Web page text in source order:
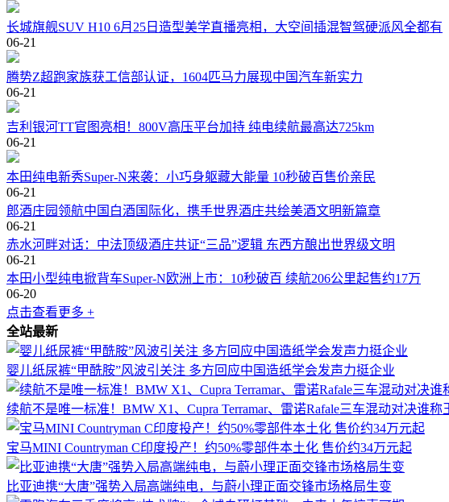
长城旗舰SUV H10 6月25日造型美学直播亮相，大空间插混智驾硬派风全都有
06-21
腾势Z超跑家族获工信部认证，1604匹马力展现中国汽车新实力
06-21
吉利银河TT官图亮相！800V高压平台加持 纯电续航最高达725km
06-21
本田纯电新秀Super-N来袭：小巧身躯藏大能量 10秒破百售价亲民
06-21
郎酒庄园领航中国白酒国际化，携手世界酒庄共绘美酒文明新篇章
06-21
赤水河畔对话：中法顶级酒庄共证“三品”逻辑 东西方酿出世界级文明
06-21
本田小型纯电掀背车Super-N欧洲上市：10秒破百 续航206公里起售约17万
06-20
点击查看更多 +
全站最新
婴儿纸尿裤“甲酰胺”风波引关注 多方回应中国造纸学会发声力挺企业
续航不是唯一标准！BMW X1、Cupra Terramar、雷诺Rafale三车混动对决谁称
宝马MINI Countryman C印度投产！约50%零部件本土化 售价约34万元起
比亚迪携“大唐”强势入局高端纯电，与蔚小理正面交锋市场格局生变